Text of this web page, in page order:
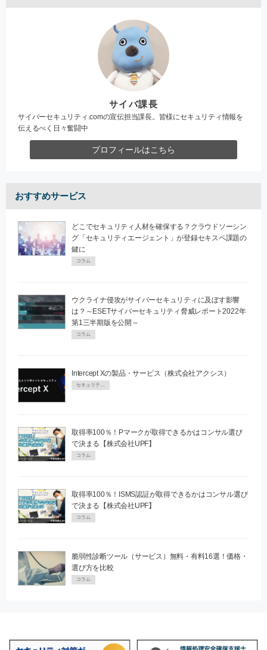
サイバ課長
サイバーセキュリティ.comの宣伝担当課長。皆様にセキュリティ情報を
伝えるべく日々奮闘中
プロフィールはこちら
おすすめサービス
どこでセキュリティ人材を確保する？クラウドソーシン
グ「セキュリティエージェント」が登録セキスペ課題の
鍵に
コラム
ウクライナ侵攻がサイバーセキュリティに及ぼす影響
は？～ESETサイバーセキュリティ脅威レポート2022年
第1三半期版を公開～
コラム
Intercept Xの製品・サービス（株式会社アクシス）
セキュリティPR
取得率100％！Pマークが取得できるかはコンサル選び
で決まる【株式会社UPF】
コラム
取得率100％！ISMS認証が取得できるかはコンサル選び
で決まる【株式会社UPF】
コラム
脆弱性診断ツール（サービス）無料・有料16選！価格・
選び方を比較
コラム